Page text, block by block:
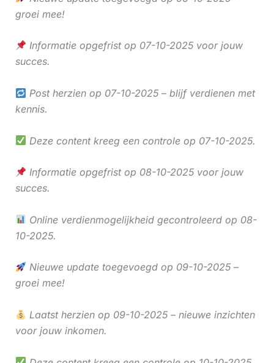
groei mee!
Informatie opgefrist op 07-10-2025 voor jouw
succes.
Post herzien op 07-10-2025 – blijf verdienen met
kennis.
Deze content kreeg een controle op 07-10-2025.
Informatie opgefrist op 08-10-2025 voor jouw
succes.
Online verdienmogelijkheid gecontroleerd op 08-
10-2025.
Nieuwe update toegevoegd op 09-10-2025 –
groei mee!
Laatst herzien op 09-10-2025 – nieuwe inzichten
voor jouw inkomen.